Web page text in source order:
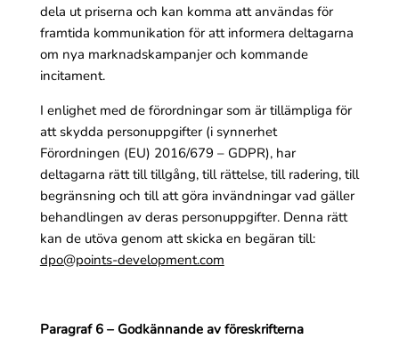
dela ut priserna och kan komma att användas för
framtida kommunikation för att informera deltagarna
om nya marknadskampanjer och kommande
incitament.
I enlighet med de förordningar som är tillämpliga för
att skydda personuppgifter (i synnerhet
Förordningen (EU) 2016/679 – GDPR), har
deltagarna rätt till tillgång, till rättelse, till radering, till
begränsning och till att göra invändningar vad gäller
behandlingen av deras personuppgifter. Denna rätt
kan de utöva genom att skicka en begäran till:
dpo@points-development.com
Paragraf 6 – Godkännande av föreskrifterna